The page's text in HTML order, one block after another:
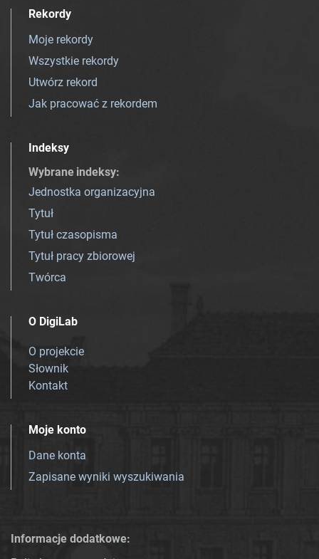
Rekordy
Moje rekordy
Wszystkie rekordy
Utwórz rekord
Jak pracować z rekordem
Indeksy
Wybrane indeksy:
Jednostka organizacyjna
Tytuł
Tytuł czasopisma
Tytuł pracy zbiorowej
Twórca
O DigiLab
O projekcie
Słownik
Kontakt
Moje konto
Dane konta
Zapisane wyniki wyszukiwania
Informacje dodatkowe: